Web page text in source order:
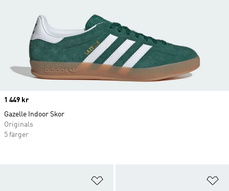
Price
1 449 kr
Gazelle Indoor Skor
Originals
5 färger